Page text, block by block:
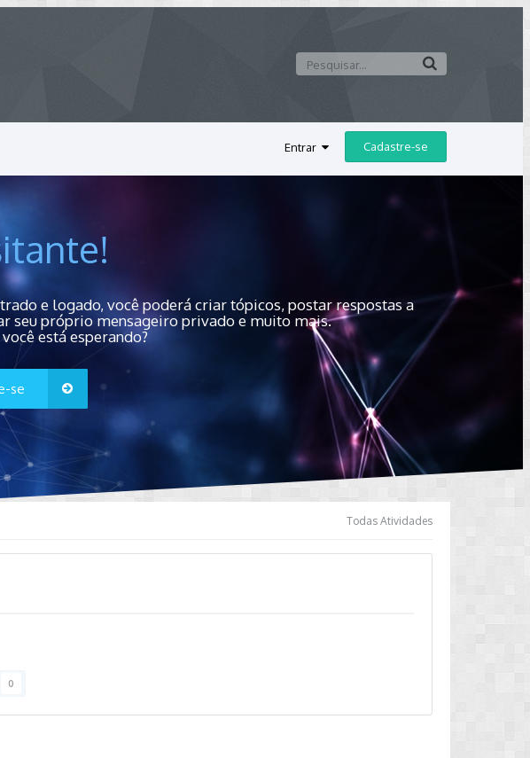
Entrar Cadastre-se
e logado, você poderá criar tópicos, postar respostas a
seu próprio mensageiro privado e muito mais.
está esperando?
se
Todas Atividades
0